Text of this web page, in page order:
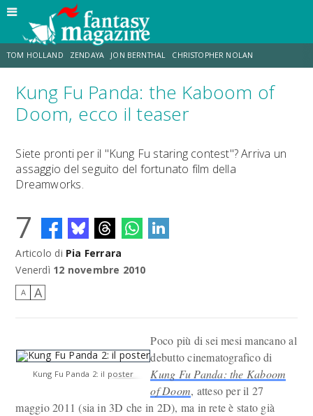
TOM HOLLAND ZENDAYA JON BERNTHAL CHRISTOPHER NOLAN
STRANIMONDI LUCCA COMICS & GAMES ODISSEA CHRIS MCKENNA
Kung Fu Panda: the Kaboom of
Doom, ecco il teaser
Siete pronti per il "Kung Fu staring contest"? Arriva un
assaggio del seguito del fortunato film della
Dreamworks.
7
Articolo di Pia Ferrara
Venerdì 12 novembre 2010
A A
Kung Fu Panda 2: il poster
Poco più di sei mesi mancano al
debutto cinematografico di
Kung Fu Panda: the Kaboom
of Doom, atteso per il 27
maggio 2011 (sia in 3D che in 2D), ma in rete è stato già